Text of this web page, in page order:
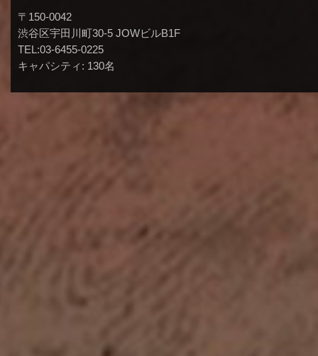
〒150-0042
渋谷区宇田川町30-5 JOWビルB1F
TEL:03-6455-0225
キャパシティ: 130名